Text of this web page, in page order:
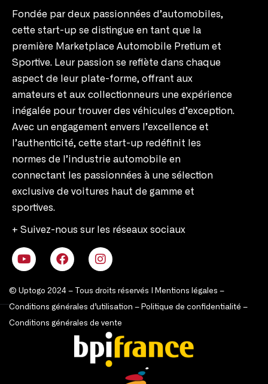
Fondée par deux passionnées d’automobiles,
cette start-up se distingue en tant que la
première Marketplace Automobile Pretium et
Sportive. Leur passion se reflète dans chaque
aspect de leur plate-forme, offrant aux
amateurs et aux collectionneurs une expérience
inégalée pour trouver des véhicules d’exception.
Avec un engagement envers l’excellence et
l’authenticité, cette start-up redéfinit les
normes de l’industrie automobile en
connectant les passionnées à une sélection
exclusive de voitures haut de gamme et
sportives.
+ Suivez-nous sur les réseaux sociaux
© Uptogo 2024 – Tous droits réservés | Mentions légales –
Conditions générales d’utilisation – Politique de confidentialité –
Conditions générales de vente